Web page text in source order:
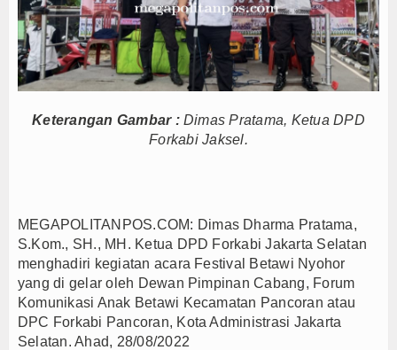
Persib di Majalengka Meriah
sebagai Hub Pangan dan Perdagangan Global
Saat Nobar Persib vs Persebaya
Bali Lestari Hasilkan 10 Ton Gabah
Jurnalis Diproses Sesuai Hukum
Juara Piala Presiden 2026
Persib di Majalengka Meriah
sebagai Hub Pangan dan Perdagangan Global
Saat Nobar Persib vs Persebaya
Bali Lestari Hasilkan 10 Ton Gabah
Keterangan Gambar :Dimas Pratama, Ketua DPD
Forkabi Jaksel.
MEGAPOLITANPOS.COM: Dimas Dharma Pratama,
S.Kom., SH., MH. Ketua DPD Forkabi Jakarta Selatan
menghadiri kegiatan acara Festival Betawi Nyohor
yang di gelar oleh Dewan Pimpinan Cabang, Forum
Komunikasi Anak Betawi Kecamatan Pancoran atau
DPC Forkabi Pancoran, Kota Administrasi Jakarta
Selatan. Ahad, 28/08/2022